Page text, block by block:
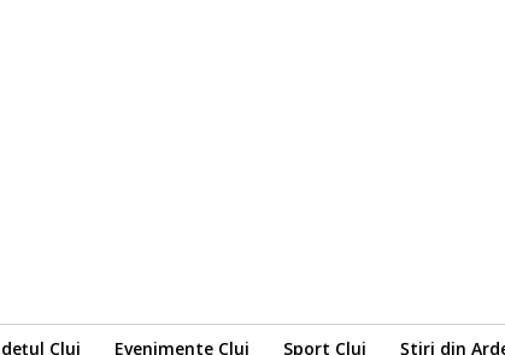
Cluj Evenimente Cluj Sport Cluj Știri din